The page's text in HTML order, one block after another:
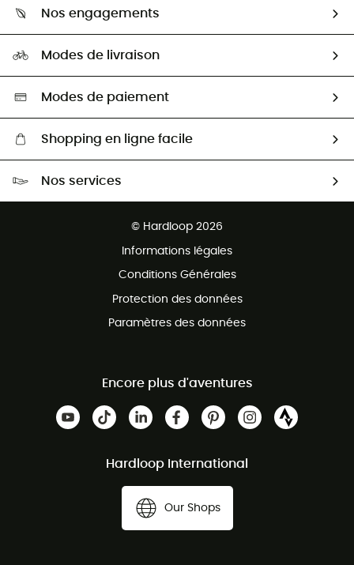
Guide des tailles
Seconde Main
Aide & Contact
HardGuides
Nos engagements
Sélection éco-responsable
Modes de livraison
Modes de paiement
Shopping en ligne facile
Nos services
© Hardloop 2026
Informations légales
Conditions Générales
Protection des données
Paramètres des données
Encore plus d'aventures
Hardloop International
Our Shops